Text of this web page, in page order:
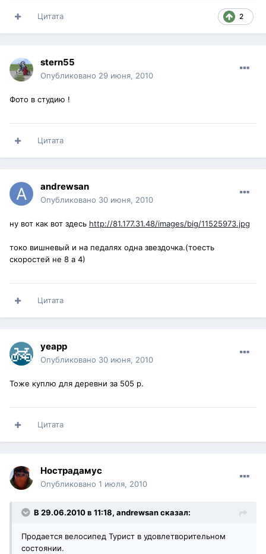
2
Цитата
stern55
Опубликовано 29 июня, 2010
Фото в студию !
Цитата
andrewsan
Опубликовано 30 июня, 2010
ну вот как вот здесь http://81.177.31.48/images/big/11525973.jpg
токо вишневый и на педалях одна звездочка.(тоесть
скоростей не 8 а 4)
Цитата
yeapp
Опубликовано 30 июня, 2010
Тоже куплю для деревни за 505 р.
Цитата
Нострадамус
Опубликовано 1 июля, 2010
В 29.06.2010 в 11:18, andrewsan сказал:
Продается велосипед Турист в удовлетворительном
состоянии.